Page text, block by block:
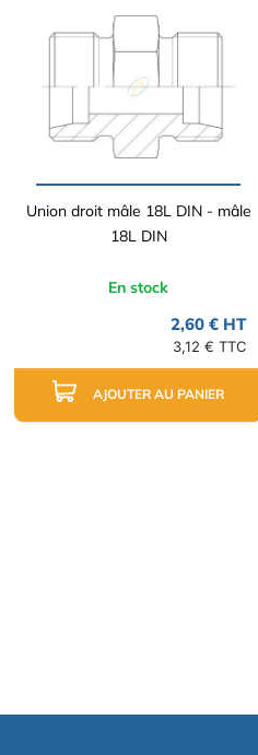
Union droit mâle 18L DIN - mâle
18L DIN
En stock
2,60 € HT
3,12 € TTC
AJOUTER AU PANIER